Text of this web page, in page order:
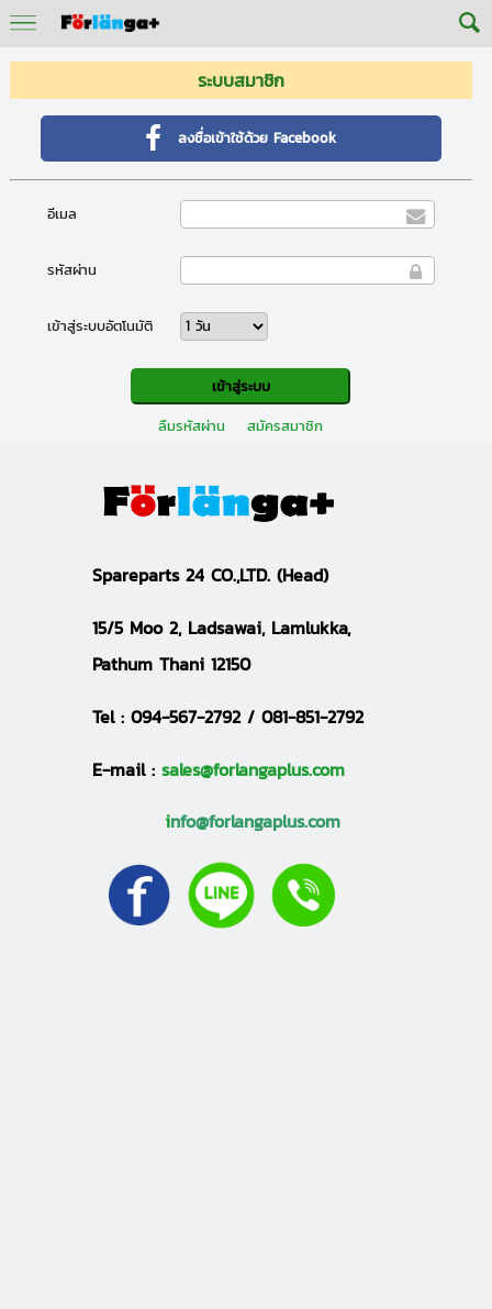
ระบบสมาชิก
ลงชื่อเข้าใช้ด้วย Facebook
อีเมล
รหัสผ่าน
เข้าสู่ระบบอัตโนมัติ
ลืมรหัสผ่าน สมัครสมาชิก
Spareparts 24 CO.,LTD. (Head)
15/5 Moo 2, Ladsawai, Lamlukka,
Pathum Thani 12150
Tel : 094-567-2792 / 081-851-2792
E-mail : sales@forlangaplus.com
info@forlangaplus.com